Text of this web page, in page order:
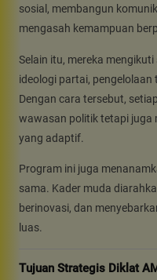
sosial, membangun
mengasah kemampuan
Selain itu, mereka
ideologi partai,
Dengan cara tersebut,
wawasan politik tetapi juga
yang adaptif.
Program ini juga
sama. Kader muda
berinovasi, dan
luas.
Tujuan Strategis Diklat